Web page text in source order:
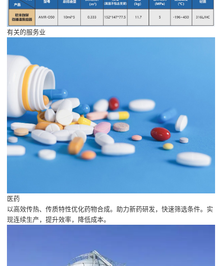
有关的服务业
医药
以高效传热、传质特性优化药物合成。助力新药研发，快速筛选条件。实
现连续生产，提升效率，降低成本。